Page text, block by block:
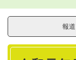
報
本